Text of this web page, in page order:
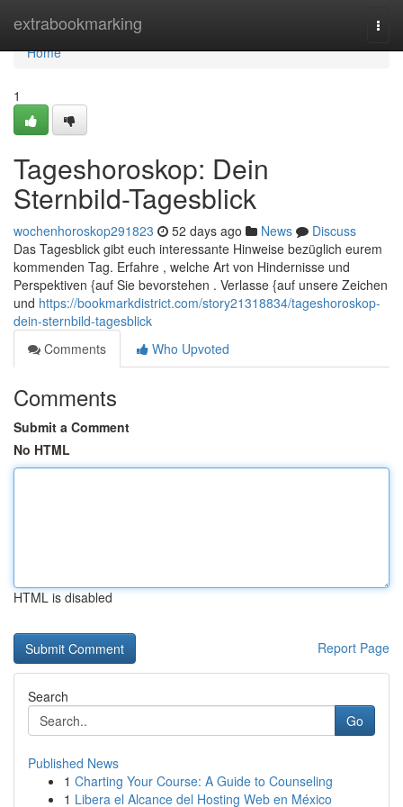
extrabookmarking
Home
Home
1
Tageshoroskop: Dein
Sternbild-Tagesblick
wochenhoroskop291823 52 days ago News
Discuss
Das Tagesblick gibt euch interessante Hinweise bezüglich eurem
kommenden Tag. Erfahre , welche Art von Hindernisse und
Perspektiven {auf Sie bevorstehen . Verlasse {auf unsere Zeichen
und https://bookmarkdistrict.com/story21318834/tageshoroskop-
dein-sternbild-tagesblick
Comments
Who Upvoted
Comments
Submit a Comment
No HTML
HTML is disabled
Report Page
Search
Go
Published News
1 Charting Your Course: A Guide to Counseling
1 Libera el Alcance del Hosting Web en México